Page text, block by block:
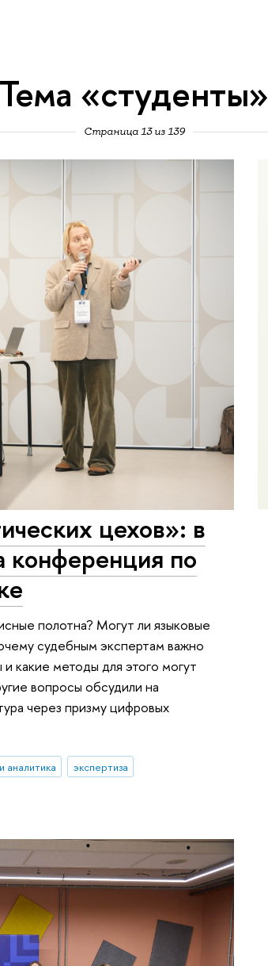
Тема «студенты»
Страница 13 из 139
цехов»: в
по
полотна? Могут ли языковые
судебным экспертам важно
какие методы для этого могут
вопросы обсудили на
через призму цифровых
аналитика
экспертиза